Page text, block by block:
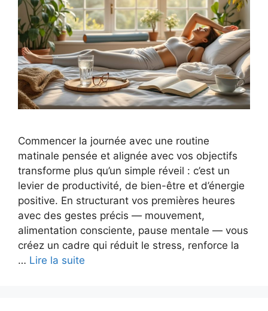
Commencer la journée avec une routine
matinale pensée et alignée avec vos objectifs
transforme plus qu’un simple réveil : c’est un
levier de productivité, de bien-être et d’énergie
positive. En structurant vos premières heures
avec des gestes précis — mouvement,
alimentation consciente, pause mentale — vous
créez un cadre qui réduit le stress, renforce la
… Lire la suite